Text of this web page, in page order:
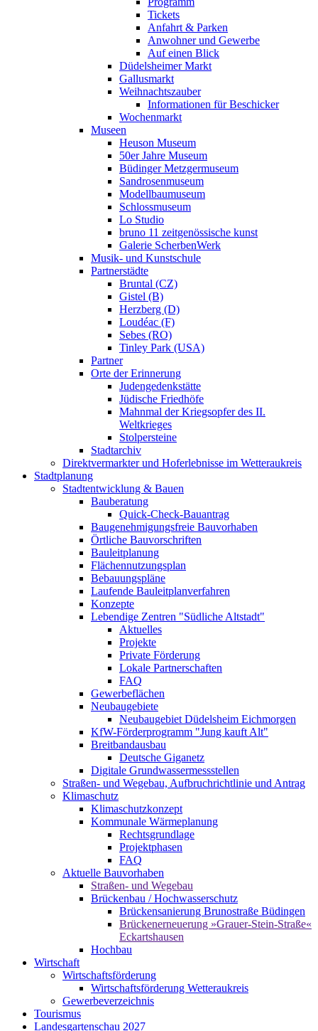
Tickets
Anfahrt & Parken
Anwohner und Gewerbe
Auf einen Blick
Düdelsheimer Markt
Gallusmarkt
Weihnachtszauber
Informationen für Beschicker
Wochenmarkt
Museen
Heuson Museum
50er Jahre Museum
Büdinger Metzgermuseum
Sandrosenmuseum
Modellbaumuseum
Schlossmuseum
Lo Studio
bruno 11 zeitgenössische kunst
Galerie ScherbenWerk
Musik- und Kunstschule
Partnerstädte
Bruntal (CZ)
Gistel (B)
Herzberg (D)
Loudéac (F)
Sebes (RO)
Tinley Park (USA)
Partner
Orte der Erinnerung
Judengedenkstätte
Jüdische Friedhöfe
Mahnmal der Kriegsopfer des II.
Weltkrieges
Stolpersteine
Stadtarchiv
Direktvermarkter und Hoferlebnisse im Wetteraukreis
Stadtplanung
Stadtentwicklung & Bauen
Bauberatung
Quick-Check-Bauantrag
Baugenehmigungsfreie Bauvorhaben
Örtliche Bauvorschriften
Bauleitplanung
Flächennutzungsplan
Bebauungspläne
Laufende Bauleitplanverfahren
Konzepte
Lebendige Zentren "Südliche Altstadt"
Aktuelles
Projekte
Private Förderung
Lokale Partnerschaften
FAQ
Gewerbeflächen
Neubaugebiete
Neubaugebiet Düdelsheim Eichmorgen
KfW-Förderprogramm "Jung kauft Alt"
Breitbandausbau
Deutsche Giganetz
Digitale Grundwassermessstellen
Straßen- und Wegebau, Aufbruchrichtlinie und Antrag
Klimaschutz
Klimaschutzkonzept
Kommunale Wärmeplanung
Rechtsgrundlage
Projektphasen
FAQ
Aktuelle Bauvorhaben
Straßen- und Wegebau
Brückenbau / Hochwasserschutz
Brückensanierung Brunostraße Büdingen
Brückenerneuerung »Grauer-Stein-Straße«
Eckartshausen
Hochbau
Wirtschaft
Wirtschaftsförderung
Wirtschaftsförderung Wetteraukreis
Gewerbeverzeichnis
Tourismus
Landesgartenschau 2027